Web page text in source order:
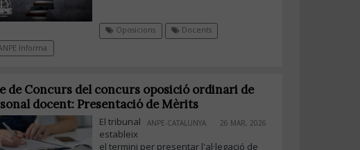
Oposicions
Docents
Informa
de Concurs del concurs oposició ordinari de
docent: Presentació de Mèrits
ANPE-CATALUNYA 26 MAR, 2026
El tribunal
estableix
el termini per presentar l'al·legació de